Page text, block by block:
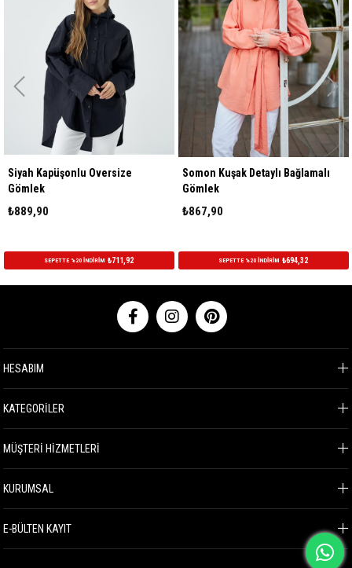
Siyah Kapüşonlu Oversize
Gömlek
₺889,90
SEPETTE %20 İNDİRİM ₺711,92
Somon Kuşak Detaylı Bağlamalı
Gömlek
₺867,90
SEPETTE %20 İNDİRİM ₺694,32
HESABIM
KATEGORİLER
MÜŞTERİ HİZMETLERİ
KURUMSAL
E-BÜLTEN KAYIT